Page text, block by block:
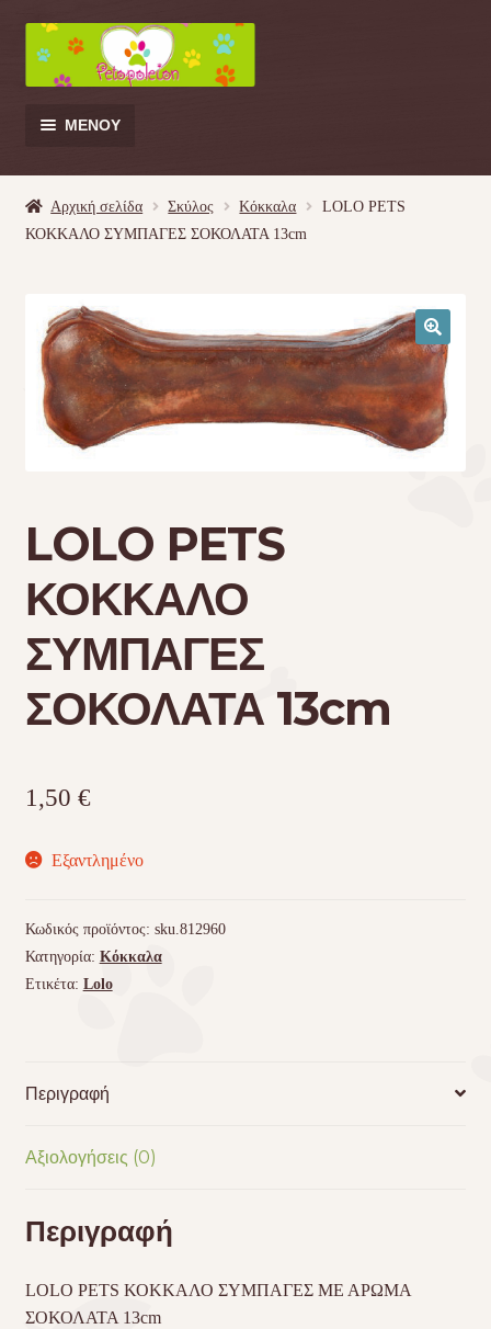
Απευθείας
μετάβαση
στην
πλοήγηση
Μετάβαση
σε
περιεχόμενο
ΜΕΝΟΎ
Σκύλος
Κουνέλι
Πουλί
Τσάντες μεταφοράς
Επικοινωνία
Φροντίδα – Είδη Υγιεινής
Αρχική σελίδα Σκύλος Κόκκαλα
LOLO PETS
ΚΟΚΚΑΛΟ ΣΥΜΠΑΓΕΣ ΣΟΚΟΛΑΤΑ 13cm
🔍
LOLO PETS
ΚΟΚΚΑΛΟ
ΣΥΜΠΑΓΕΣ
ΣΟΚΟΛΑΤΑ 13cm
1,50 €
Εξαντλημένο
Κωδικός προϊόντος: sku.812960
Κατηγορία: Κόκκαλα
Ετικέτα: Lolo
Περιγραφή
Αξιολογήσεις (0)
Περιγραφή
LOLO PETS ΚΟΚΚΑΛΟ ΣΥΜΠΑΓΕΣ ΜΕ ΑΡΩΜΑ
ΣΟΚΟΛΑΤΑ 13cm